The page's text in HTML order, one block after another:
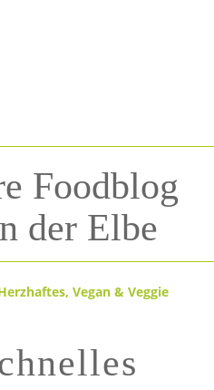
Foodblog
der Elbe
,Vegan & Veggie